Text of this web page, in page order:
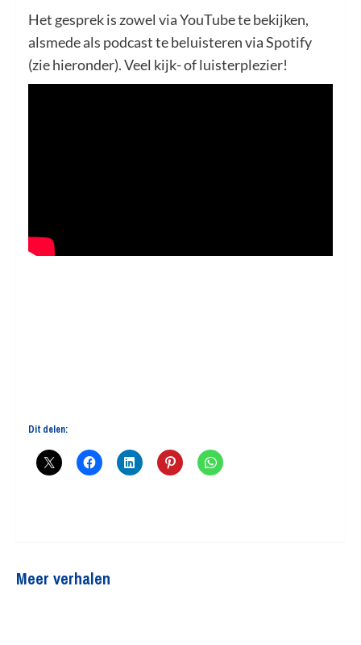
Het gesprek is zowel via YouTube te bekijken,
alsmede als podcast te beluisteren via Spotify
(zie hieronder). Veel kijk- of luisterplezier!
Dit delen:
Meer verhalen